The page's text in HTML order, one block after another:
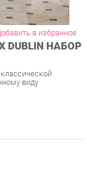
в избранное
НАБОР